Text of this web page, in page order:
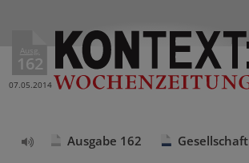
Ausg.
162
07.05.2014
Ausgabe 162 Gesellschaft